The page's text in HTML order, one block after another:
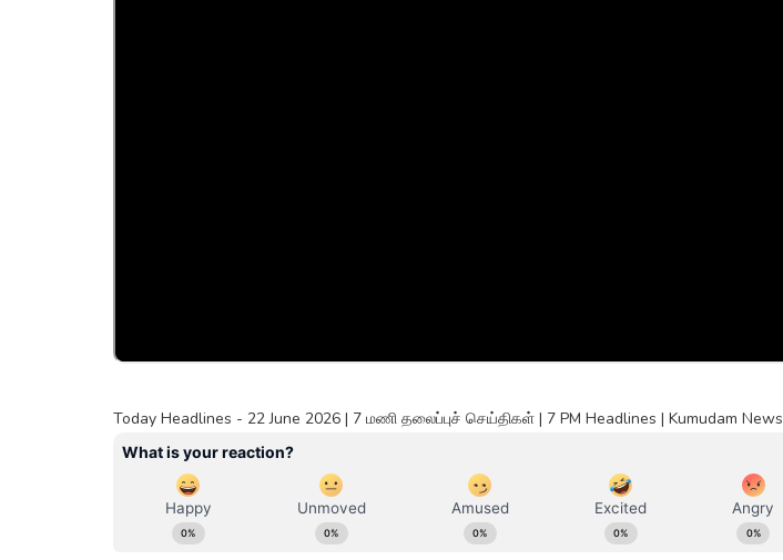
Today Headlines - 22 June 2026 | 7 மணி தலைப்புச் செய்திகள் | 7 PM Headlines | Kumudam News